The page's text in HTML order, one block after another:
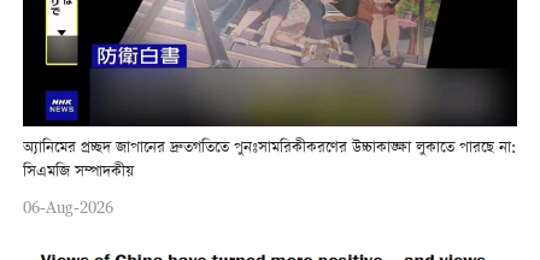
অ্যানিমের প্রচ্ছদ জাপানের দ্রুতগতিতে পুনঃসামরিকীকরণের উচ্চাকাঙ্ক্ষা লুকাতে পারছে না:
সিএমজি সম্পাদকীয়
06-Aug-2026